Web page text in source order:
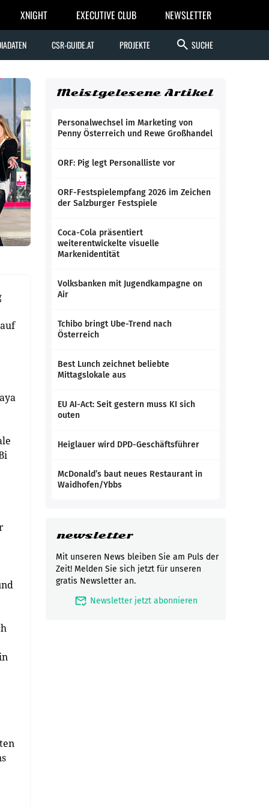
XNIGHT EXECUTIVE CLUB NEWSLETTER
CSR-GUIDE.AT PROJEKTE search SUCHE
Meistgelesene Artikel
Personalwechsel im Marketing von
Penny Österreich und Rewe Großhandel
ORF: Pig legt Personalliste vor
ORF-Festspielempfang 2026 im Zeichen
der Salzburger Festspiele
Coca-Cola präsentiert
weiterentwickelte visuelle
Markenidentität
Volksbanken mit Jugendkampagne on
Air
Tchibo bringt Ube-Trend nach
Österreich
Best Lunch zeichnet beliebte
Mittagslokale aus
EU AI-Act: Seit gestern muss KI sich
outen
Heiglauer wird DPD-Geschäftsführer
McDonald’s baut neues Restaurant in
Waidhofen/Ybbs
newsletter
Mit unseren News bleiben Sie am Puls der
Zeit! Melden Sie sich jetzt für unseren
gratis Newsletter an.
mark_email_read Newsletter jetzt abonnieren